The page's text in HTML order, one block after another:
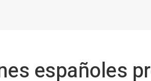
españoles